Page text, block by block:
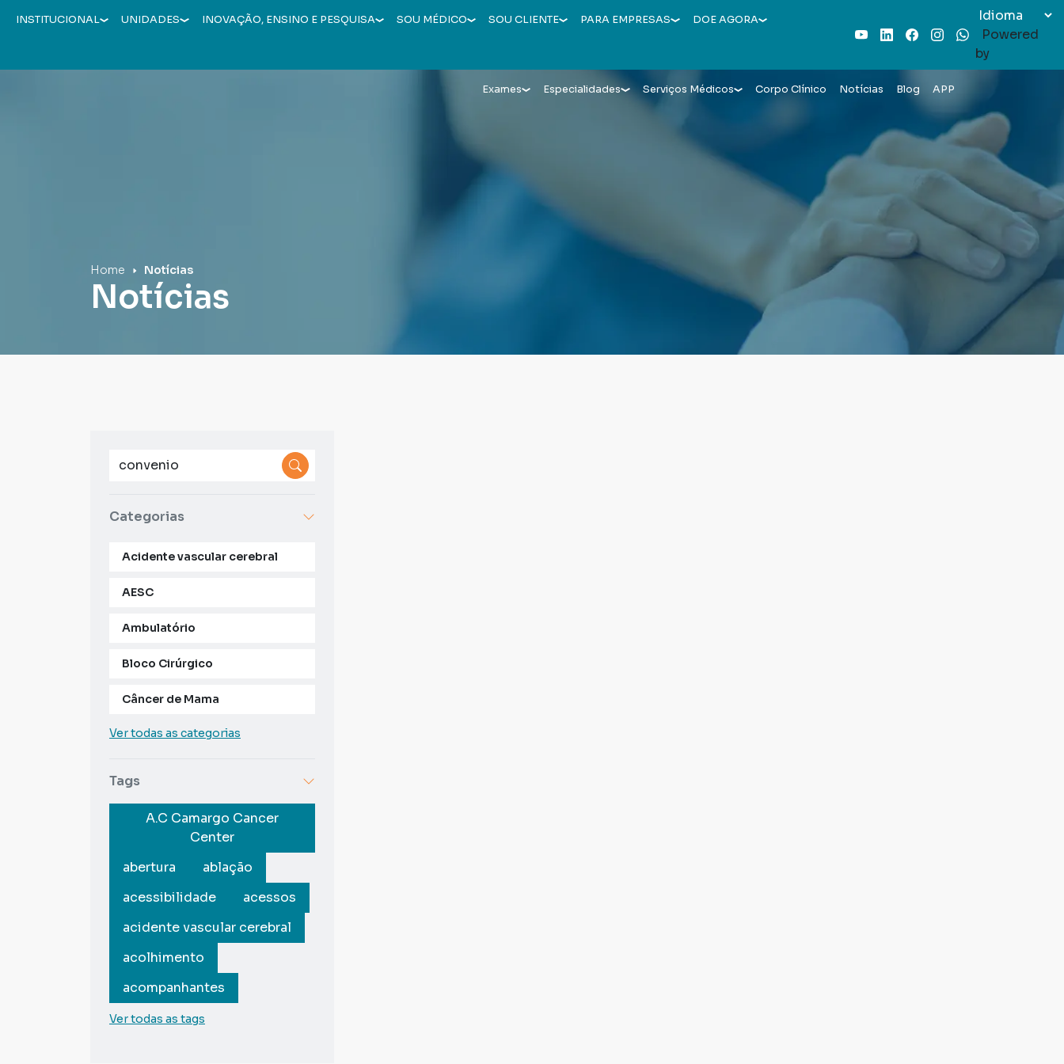
INSTITUCIONAL UNIDADES INOVAÇÃO, ENSINO E PESQUISA SOU MÉDICO SOU CLIENTE PARA EMPRESAS
DOE AGORA
YoutubeLinkedInFacebook
InstagramWhatsAppPowered
by
Exames Especialidades Serviços Médicos Corpo Clínico Notícias Blog APP
Home Notícias
Notícias
Categorias
Acidente vascular cerebral
AESC
Ambulatório
Bloco Cirúrgico
Câncer de Mama
Ver todas as categorias
Tags
A.C Camargo Cancer
Center
abertura
ablação
acessibilidade
acessos
acidente vascular cerebral
acolhimento
acompanhantes
Ver todas as tags